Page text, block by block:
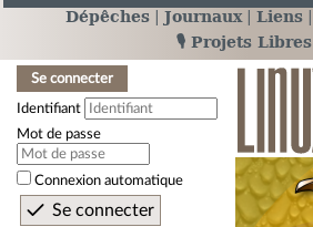
Dépêches Journaux Liens
🎙️ Projets Libres
Se connecter
Identifiant
Mot de passe
Connexion automatique